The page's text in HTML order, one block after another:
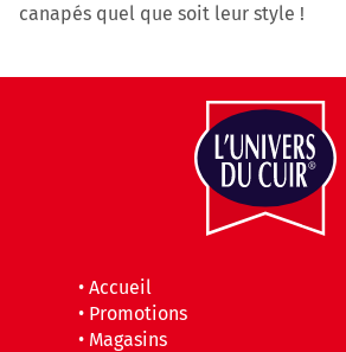
canapés quel que soit leur style !
• Accueil
• Promotions
• Magasins